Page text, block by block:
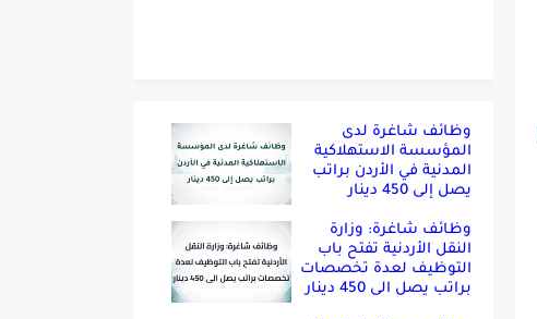
وظائف شاغرة لدى
المؤسسة الاستهلاكية
المدنية في الأردن براتب
يصل إلى 450 دينار
وظائف شاغرة: وزارة
النقل الأردنية تفتح باب
التوظيف لعدة تخصصات
براتب يصل الى 450 دينار